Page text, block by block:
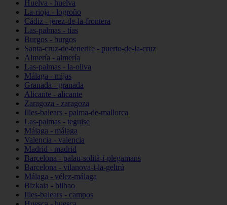
Huelva - huelva
La-rioja - logroño
Cádiz - jerez-de-la-frontera
Las-palmas - tías
Burgos - burgos
Santa-cruz-de-tenerife - puerto-de-la-cruz
Almería - almería
Las-palmas - la-oliva
Málaga - mijas
Granada - granada
Alicante - alicante
Zaragoza - zaragoza
Illes-balears - palma-de-mallorca
Las-palmas - teguise
Málaga - málaga
Valencia - valencia
Madrid - madrid
Barcelona - palau-solità-i-plegamans
Barcelona - vilanova-i-la-geltrú
Málaga - vélez-málaga
Bizkaia - bilbao
Illes-balears - campos